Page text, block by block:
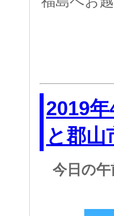
2019
と郡山
今日の